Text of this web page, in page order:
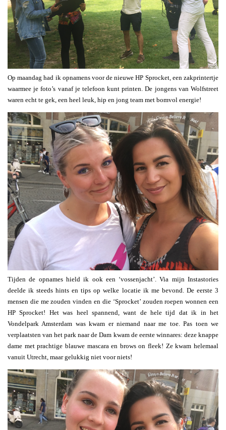
Op maandag had ik opnamens voor de nieuwe HP Sprocket, een zakprintertje
waarmee je foto’s vanaf je telefoon kunt printen. De jongens van Wolfstreet
waren echt te gek, een heel leuk, hip en jong team met bomvol energie!
Tijden de opnames hield ik ook een ‘vossenjacht’. Via mijn Instastories
deelde ik steeds hints en tips op welke locatie ik me bevond. De eerste 3
mensen die me zouden vinden en die ‘Sprocket’ zouden roepen wonnen een
HP Sprocket! Het was heel spannend, want de hele tijd dat ik in het
Vondelpark Amsterdam was kwam er niemand naar me toe. Pas toen we
verplaatsten van het park naar de Dam kwam de eerste winnares: deze knappe
dame met prachtige blauwe mascara en brows on fleek! Ze kwam helemaal
vanuit Utrecht, maar gelukkig niet voor niets!